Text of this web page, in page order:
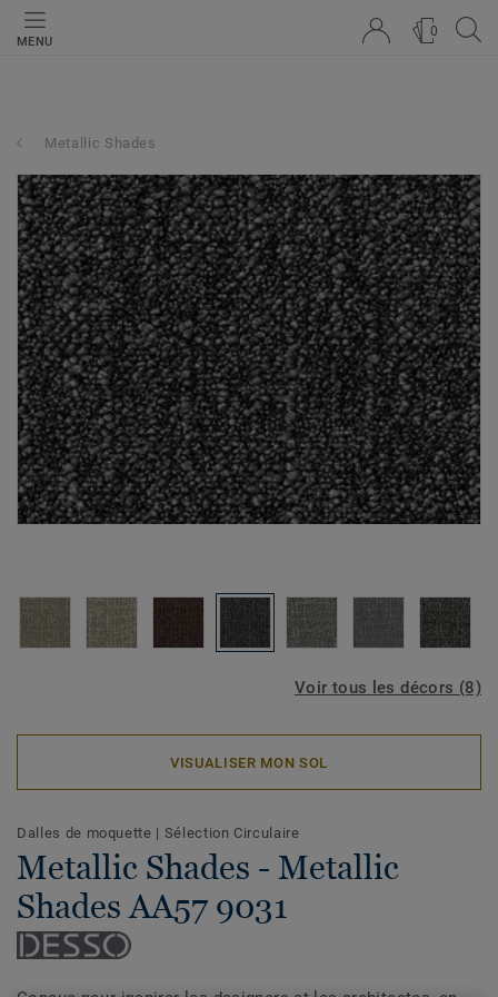
MENU
0
Metallic Shades
Voir tous les décors (8)
VISUALISER MON SOL
Dalles de moquette | Sélection Circulaire
Metallic Shades - Metallic
Shades AA57 9031